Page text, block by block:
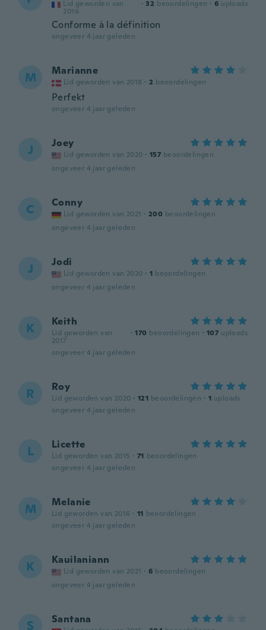
Lid geworden van
2016
· 32 beoordelingen · 6 uploads
Conforme à la définition
ongeveer 4 jaar geleden
M Marianne
Lid geworden van 2018 · 2 beoordelingen
Perfekt
ongeveer 4 jaar geleden
J Joey
Lid geworden van 2020 · 157 beoordelingen
ongeveer 4 jaar geleden
C Conny
Lid geworden van 2021 · 200 beoordelingen
ongeveer 4 jaar geleden
J Jodi
Lid geworden van 2020 · 1 beoordelingen
ongeveer 4 jaar geleden
K Keith
Lid geworden van
2017
· 170 beoordelingen · 107 uploads
ongeveer 4 jaar geleden
R Roy
Lid geworden van 2020 · 121 beoordelingen · 1 uploads
ongeveer 4 jaar geleden
L Licette
Lid geworden van 2015 · 71 beoordelingen
ongeveer 4 jaar geleden
M Melanie
Lid geworden van 2016 · 11 beoordelingen
ongeveer 4 jaar geleden
K Kauilaniann
Lid geworden van 2021 · 6 beoordelingen
ongeveer 4 jaar geleden
S Santana